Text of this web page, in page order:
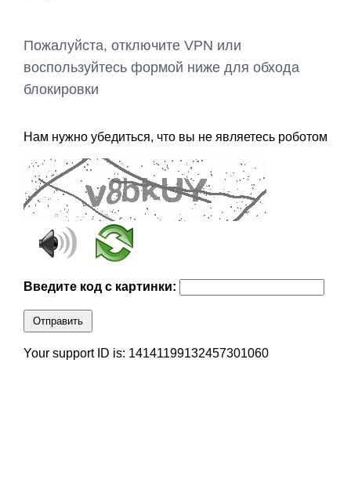
Пожалуйста, отключите VPN или
воспользуйтесь формой ниже для обхода
блокировки
Нам нужно убедиться, что вы не являетесь роботом
Введите код с картинки:
Отправить
Your support ID is: 14141199132457301060